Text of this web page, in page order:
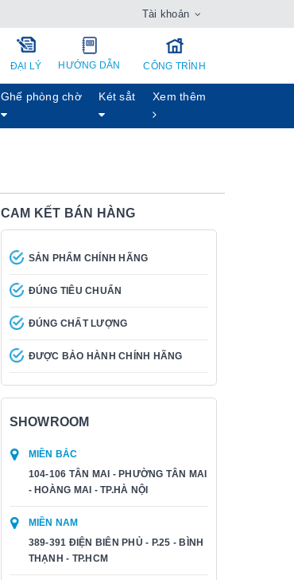
Tài khoản
ĐẠI LÝ HƯỚNG DẪN CÔNG TRÌNH
Ghế phòng chờ Két sẳt Xem thêm
CAM KẾT BÁN HÀNG
SẢN PHẨM CHÍNH HÃNG
ĐÚNG TIÊU CHUẨN
ĐÚNG CHẤT LƯỢNG
ĐƯỢC BẢO HÀNH CHÍNH HÃNG
SHOWROOM
MIỀN BẮC
104-106 TÂN MAI - PHƯỜNG TÂN MAI
- HOÀNG MAI - TP.HÀ NỘI
MIỀN NAM
389-391 ĐIỆN BIÊN PHỦ - P.25 - BÌNH
THẠNH - TP.HCM